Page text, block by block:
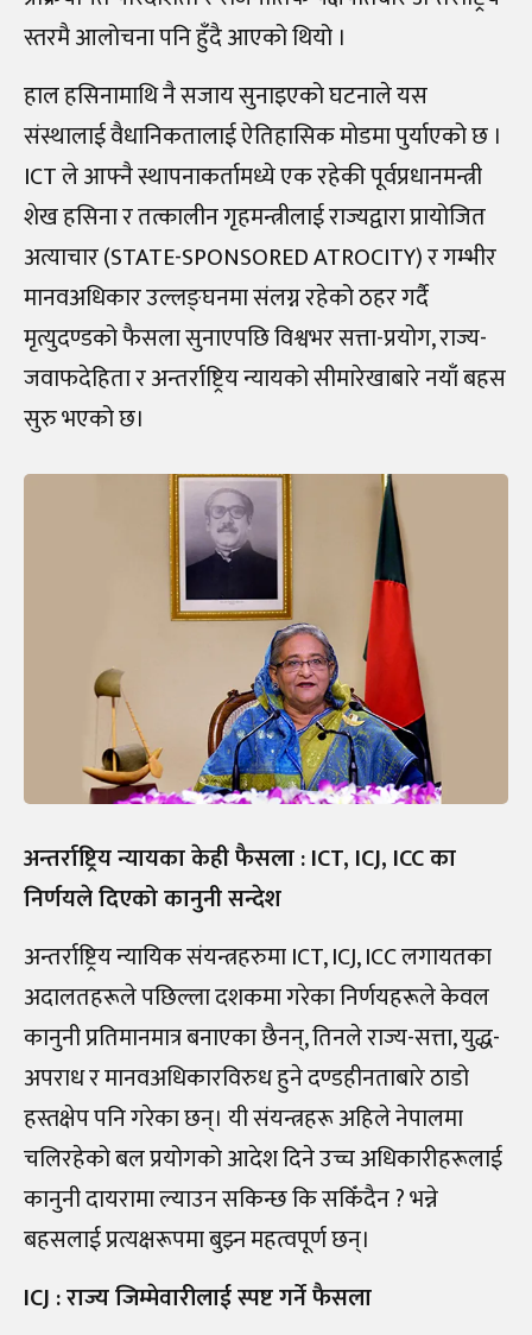
स्तरमै आलोचना पनि हुँदै आएको थियो ।
हाल हसिनामाथि नै सजाय सुनाइएको घटनाले यस
संस्थालाई वैधानिकतालाई ऐतिहासिक मोडमा पुर्याएको छ ।
ICT ले आफ्नै स्थापनाकर्तामध्ये एक रहेकी पूर्वप्रधानमन्त्री
शेख हसिना र तत्कालीन गृहमन्त्रीलाई राज्यद्वारा प्रायोजित
अत्याचार (STATE-SPONSORED ATROCITY) र गम्भीर
मानवअधिकार उल्लङ्घनमा संलग्न रहेको ठहर गर्दै
मृत्युदण्डको फैसला सुनाएपछि विश्वभर सत्ता-प्रयोग, राज्य-
जवाफदेहिता र अन्तर्राष्ट्रिय न्यायको सीमारेखाबारे नयाँ बहस
सुरु भएको छ।
अन्तर्राष्ट्रिय न्यायका केही फैसला : ICT, ICJ, ICC का
निर्णयले दिएको कानुनी सन्देश
अन्तर्राष्ट्रिय न्यायिक संयन्त्रहरुमा ICT, ICJ, ICC लगायतका
अदालतहरूले पछिल्ला दशकमा गरेका निर्णयहरूले केवल
कानुनी प्रतिमानमात्र बनाएका छैनन्, तिनले राज्य-सत्ता, युद्ध-
अपराध र मानवअधिकारविरुध हुने दण्डहीनताबारे ठाडो
हस्तक्षेप पनि गरेका छन्। यी संयन्त्रहरू अहिले नेपालमा
चलिरहेको बल प्रयोगको आदेश दिने उच्च अधिकारीहरूलाई
कानुनी दायरामा ल्याउन सकिन्छ कि सकिँदैन ? भन्ने
बहसलाई प्रत्यक्षरूपमा बुझ्न महत्वपूर्ण छन्।
ICJ : राज्य जिम्मेवारीलाई स्पष्ट गर्ने फैसला